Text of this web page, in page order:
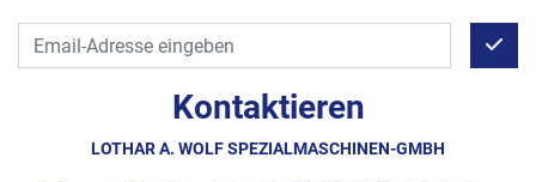
Kontaktieren
LOTHAR A. WOLF SPEZIALMASCHINEN-GMBH